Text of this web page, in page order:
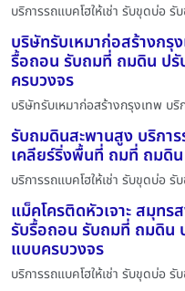
บริการรถแบคโฮให้เช่า รับขุดบ่อ
บริษัทรับเหมาก่อสร้างกรุ
รื้อถอน รับถมที่ ถมดิน ป
ครบวงจร
บริษัทรับเหมาก่อสร้างกรุงเทพ บ
รับถมดินสะพานสูง บริกา
เคลียร์ริ่งพื้นที่ ถมที่ ถมดิน
บริการรถแบคโฮให้เช่า รับขุดบ่อ
แม็คโครติดหัวเจาะ สมุทร
รับรื้อถอน รับถมที่ ถมดิน
แบบครบวงจร
บริการรถแบคโฮให้เช่า รับขุดบ่อ